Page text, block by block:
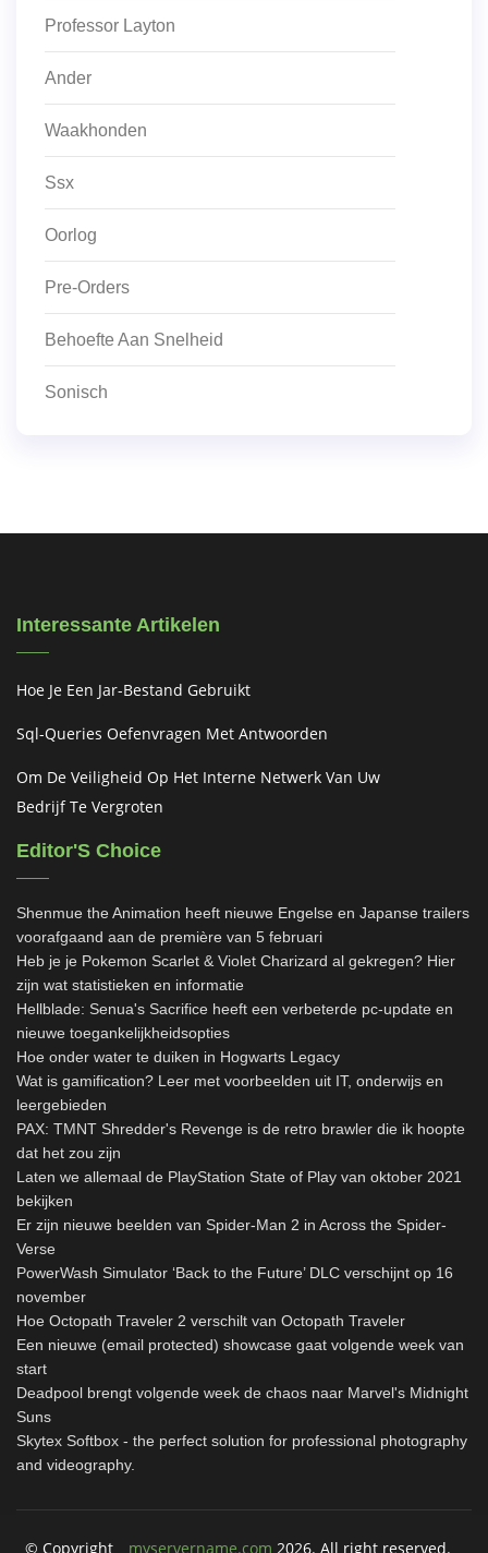
Professor Layton
Ander
Waakhonden
Ssx
Oorlog
Pre-Orders
Behoefte Aan Snelheid
Sonisch
Interessante Artikelen
Hoe Je Een Jar-Bestand Gebruikt
Sql-Queries Oefenvragen Met Antwoorden
Om De Veiligheid Op Het Interne Netwerk Van Uw
Bedrijf Te Vergroten
Editor'S Choice
Shenmue the Animation heeft nieuwe Engelse en Japanse trailers
voorafgaand aan de première van 5 februari
Heb je je Pokemon Scarlet & Violet Charizard al gekregen? Hier
zijn wat statistieken en informatie
Hellblade: Senua's Sacrifice heeft een verbeterde pc-update en
nieuwe toegankelijkheidsopties
Hoe onder water te duiken in Hogwarts Legacy
Wat is gamification? Leer met voorbeelden uit IT, onderwijs en
leergebieden
PAX: TMNT Shredder's Revenge is de retro brawler die ik hoopte
dat het zou zijn
Laten we allemaal de PlayStation State of Play van oktober 2021
bekijken
Er zijn nieuwe beelden van Spider-Man 2 in Across the Spider-
Verse
PowerWash Simulator ‘Back to the Future’ DLC verschijnt op 16
november
Hoe Octopath Traveler 2 verschilt van Octopath Traveler
Een nieuwe (email protected) showcase gaat volgende week van
start
Deadpool brengt volgende week de chaos naar Marvel's Midnight
Suns
Skytex Softbox - the perfect solution for professional photography
and videography.
© Copyright myservername.com 2026. All right reserved.